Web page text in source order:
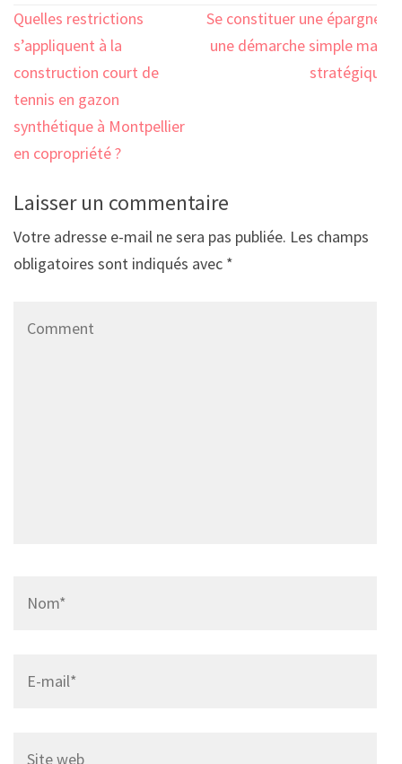
Navigation
de
l’article
Quelles restrictions
s’appliquent à la
construction court de
tennis en gazon
synthétique à Montpellier
en copropriété ?
Se constituer une épargne :
une démarche simple mais
stratégique
Laisser un commentaire
Votre adresse e-mail ne sera pas publiée. Les champs
obligatoires sont indiqués avec *